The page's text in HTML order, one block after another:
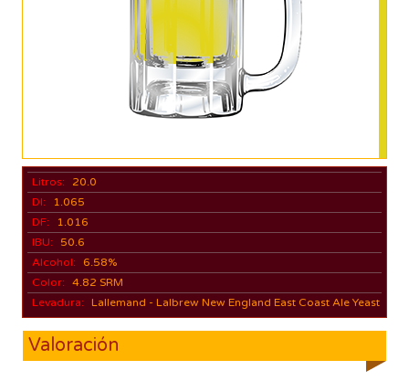
Litros:
20.0
DI:
1.065
DF:
1.016
IBU:
50.6
Alcohol:
6.58%
Color: 4.82 SRM
Levadura: Lallemand - Lalbrew New England East Coast Ale Yeast
Valoración